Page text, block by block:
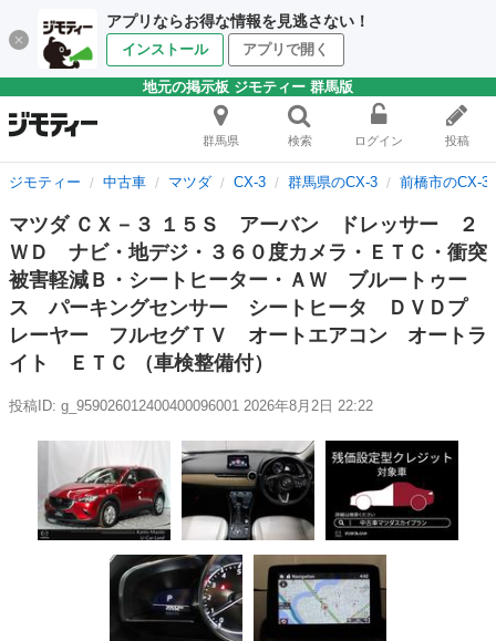
アプリならお得な情報を見逃さない！
インストール アプリで開く
地元の掲示板 ジモティー 群馬版
群馬県 検索 ログイン 投稿
ジモティー 中古車 マツダ CX-3 群馬県のCX-3 前橋市のCX-3
マツダ ＣＸ－３ １５Ｓ アーバン ドレッサー ２
ＷＤ ナビ・地デジ・３６０度カメラ・ＥＴＣ・衝突
被害軽減Ｂ・シートヒーター・ＡＷ ブルートゥー
ス パーキングセンサー シートヒータ ＤＶＤプ
レーヤー フルセグＴＶ オートエアコン オートラ
イト ＥＴＣ （車検整備付）
投稿ID: g_959026012400400096001 2026年8月2日 22:22